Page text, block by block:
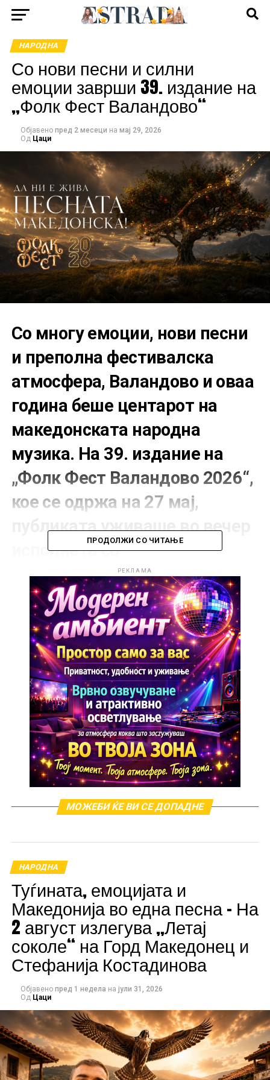
НАРОДНА
Со нови песни и силни
емоции заврши 39. издание на
„Фолк Фест Валандово“
Објавено пред 2 месеци на мај 29, 2026
Од Цаци
Со многу емоции, нови песни
и преполна фестивалска
атмосфера, Валандово и оваа
година беше центарот на
македонската народна
музика. На 39. издание на
„Фолк Фест Валандово 2026“,
кое се одржа на 27 мај,
публиката уживаше во вечер
исполнета со
новокомпонирани песни,
познати музички имиња и
моменти што долго ќе се
паметат.
На сцената беа претставени 20 нови композиции,
кои донесоа спој на традиционален мелос и
современ музички израз. Дел од учесниците кои
настапија пред валандовската публика беа Нино
Величковски, Василија Петрова, Драган Даце
Николовски, Благица Калева, Благоја Грујовски,
Христијан Божинов-Кико, Ивана Серафимовска,
Ангела Влинтовска и многу други изведувачи кои со
своите песни внесоа посебна енергија на
фестивалската сцена.
Особено внимание привлече песната „Градче мое
убаво“ во изведба на Христијан Божинов-Кико, која
на крајот ја освои првата награда и беше прогласена
за најдобра песна на фестивалот. Второто место ѝ
припадна на Благица Калева со „Солзи немам“,
додека третата награда ја добија Анета Љумаковска,
ПРОДОЛЖИ СО ЧИТАЊЕ
РЕКЛАМА
МОЖЕБИ ЌЕ ВИ СЕ ДОПАДНЕ
НАРОДНА
Туѓината, емоцијата и
Македонија во една песна – На
2 август излегува „Летај
соколе“ на Горд Македонец и
Стефанија Костадинова
Објавено пред 1 недела на јули 31, 2026
Од Цаци